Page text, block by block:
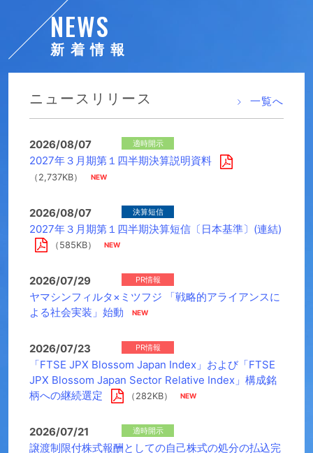
NEWS
新着情報
ニュースリリース
2026/08/07 適時開示
2027年３月期第１四半期決算説明資料
（2,737KB）
2026/08/07 決算短信
2027年３月期第１四半期決算短信〔日本基準〕(連結)
（585KB）
2026/07/29 PR情報
ヤマシンフィルタ×ミツフジ 「戦略的アライアンスに
よる社会実装」始動
2026/07/23 PR情報
「FTSE JPX Blossom Japan Index」および「FTSE
JPX Blossom Japan Sector Relative Index」構成銘
柄への継続選定
（282KB）
2026/07/21 適時開示
譲渡制限付株式報酬としての自己株式の処分の払込完
一覧へ